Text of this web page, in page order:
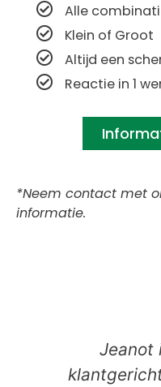
Alle
Klein of Groot
Altijd een
Reactie in 1
*Neem contact met
informatie.
Jeanot